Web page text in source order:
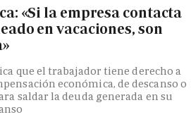
«Si la empresa contacta
en vacaciones, son
que el trabajador tiene derecho a
económica, de descanso o
saldar la deuda generada en su